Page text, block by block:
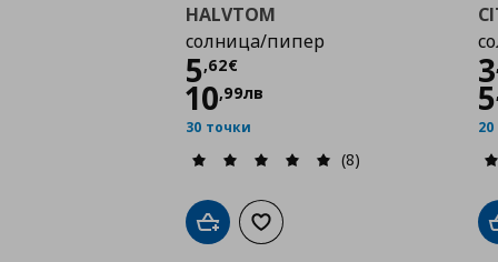
HALVTOM
солница/пипер
5,62€
Цена
10,99лв
30 точки
(8)
Добави в кошницата
Добави към списъка с любими
3,
5,